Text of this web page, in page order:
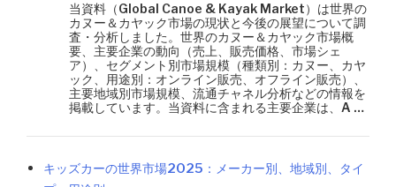
当資料（Global Canoe & Kayak Market）は世界の
カヌー＆カヤック市場の現状と今後の展望について調
査・分析しました。世界のカヌー＆カヤック市場概
要、主要企業の動向（売上、販売価格、市場シェ
ア）、セグメント別市場規模（種類別：カヌー、カヤ
ック、用途別：オンライン販売、オフライン販売）、
主要地域別市場規模、流通チャネル分析などの情報を
掲載しています。当資料に含まれる主要企業は、A …
キッズカーの世界市場2025：メーカー別、地域別、タイ